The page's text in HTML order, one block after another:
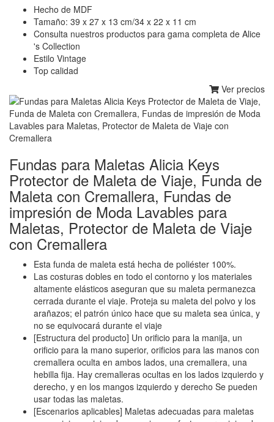
Hecho de MDF
Tamaño: 39 x 27 x 13 cm/34 x 22 x 11 cm
Consulta nuestros productos para gama completa de Alice
's Collection
Estilo Vintage
Top calidad
Ver precios
Fundas para Maletas Alicia Keys
Protector de Maleta de Viaje, Funda de
Maleta con Cremallera, Fundas de
impresión de Moda Lavables para
Maletas, Protector de Maleta de Viaje
con Cremallera
Esta funda de maleta está hecha de poliéster 100%.
Las costuras dobles en todo el contorno y los materiales
altamente elásticos aseguran que su maleta permanezca
cerrada durante el viaje. Proteja su maleta del polvo y los
arañazos; el patrón único hace que su maleta sea única, y
no se equivocará durante el viaje
[Estructura del producto] Un orificio para la manija, un
orificio para la mano superior, orificios para las manos con
cremallera oculta en ambos lados, una cremallera, una
hebilla fija. Hay cremalleras ocultas en los lados izquierdo y
derecho, y en los mangos izquierdo y derecho Se pueden
usar todas las maletas.
[Escenarios aplicables] Maletas adecuadas para maletas